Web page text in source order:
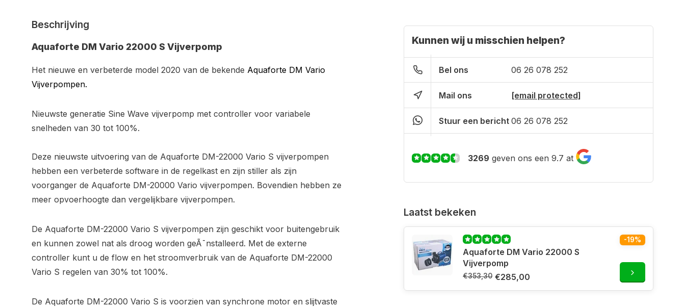
Beschrijving
Aquaforte DM Vario 22000 S Vijverpomp
Het nieuwe en verbeterde model 2020 van de bekende Aquaforte DM Vario
Vijverpompen.
Nieuwste generatie Sine Wave vijverpomp met controller voor variabele
snelheden van 30 tot 100%.
Deze nieuwste uitvoering van de Aquaforte DM-22000 Vario S vijverpompen
hebben een verbeterde software in de regelkast en zijn stiller als zijn
voorganger de Aquaforte DM-20000 Vario vijverpompen. Bovendien hebben ze
meer opvoerhoogte dan vergelijkbare vijverpompen.
De Aquaforte DM-22000 Vario S vijverpompen zijn geschikt voor buitengebruik
en kunnen zowel nat als droog worden geÃ¯nstalleerd. Met de externe
controller kunt u de flow en het stroomverbruik van de Aquaforte DM-22000
Vario S regelen van 30% tot 100%.
De Aquaforte DM-22000 Vario S is voorzien van synchrone motor en slijtvaste
Kunnen wij u misschien helpen?
Bel ons 06 26 078 252
Mail ons [email protected]
Stuur een bericht 06 26 078 252
3269 geven ons een 9.7 at
Laatst bekeken
Aquaforte DM Vario 22000 S
Vijverpomp
€353,30 €285,00
-19%